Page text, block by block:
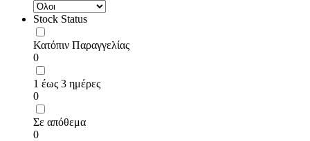
Stock Status
Κατόπιν Παραγγελίας
0
1 έως 3 ημέρες
0
Σε απόθεμα
0